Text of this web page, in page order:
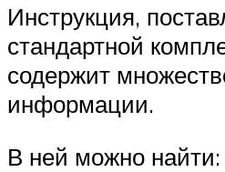
Инструкция,
стандартной
содержит
информации.
В ней можно найти: